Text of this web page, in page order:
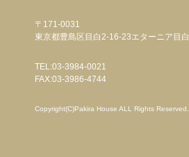
〒171-0031
東京都豊島区目白2-16-23エターニア目白
TEL:03-3984-0021
FAX:03-3986-4744
Copyright(C)Pakira House ALL Rights Reserved.